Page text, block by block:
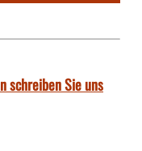
schreiben Sie uns